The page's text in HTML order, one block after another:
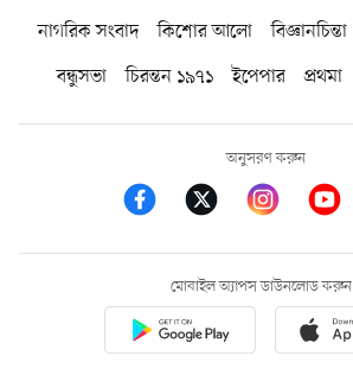
নাগরিক সংবাদ কিশোর আলো বিজ্ঞানচিন্তা
বন্ধুসভা
চিরন্তন ১৯৭১ ইপেপার প্রথমা
অনুসরণ করুন
মোবাইল অ্যাপস ডাউনলোড করুন